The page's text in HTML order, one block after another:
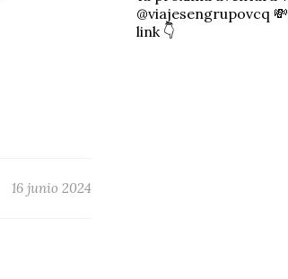
16 junio 2024
@viajesengrupovcq
link 👇